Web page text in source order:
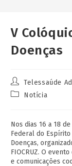
V
Doenças
Telessaúde
Notícia
Nos dias 16 a 18
Federal do Espírito
Doenças,
FIOCRUZ. O
e comunicações